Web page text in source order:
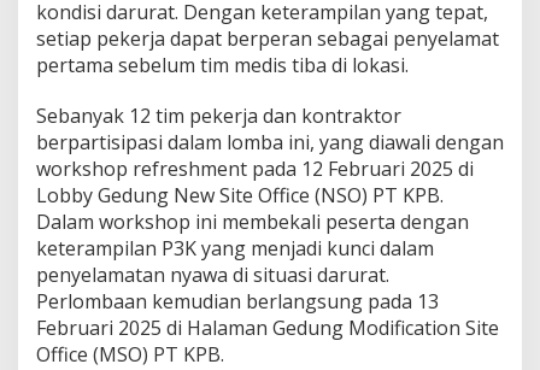
kondisi darurat. Dengan keterampilan yang tepat,
setiap pekerja dapat berperan sebagai penyelamat
pertama sebelum tim medis tiba di lokasi.
Sebanyak 12 tim pekerja dan kontraktor
berpartisipasi dalam lomba ini, yang diawali dengan
workshop refreshment pada 12 Februari 2025 di
Lobby Gedung New Site Office (NSO) PT KPB.
Dalam workshop ini membekali peserta dengan
keterampilan P3K yang menjadi kunci dalam
penyelamatan nyawa di situasi darurat.
Perlombaan kemudian berlangsung pada 13
Februari 2025 di Halaman Gedung Modification Site
Office (MSO) PT KPB.